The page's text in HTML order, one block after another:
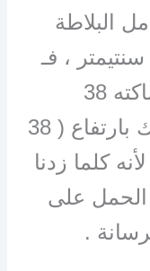
البلاطة
مخصوماً منه ( 6 ) سنتيمتر ، فـ
مثلاً إذا كان لدينا سقف سماكته 38
سنتيمتر فـ يمكننا طلب بلوك بارتفاع ( 38
لأنه كلما زدنا
الحمل على
.